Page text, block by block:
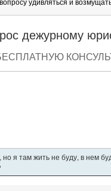
удивляться и
дежурному
я там жить не буду, в нем